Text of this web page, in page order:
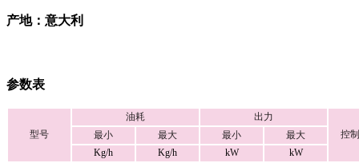
产地：意大利
参数表
型号
油耗
出力
控
最小 最大 最小
最大
Kg/h
Kg/h kW
kW